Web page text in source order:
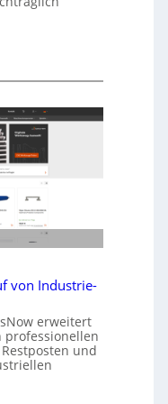
von Industrie-
erweitert
professionellen
und